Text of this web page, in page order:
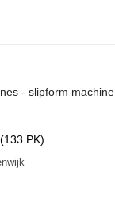
- slipform machine
PK)